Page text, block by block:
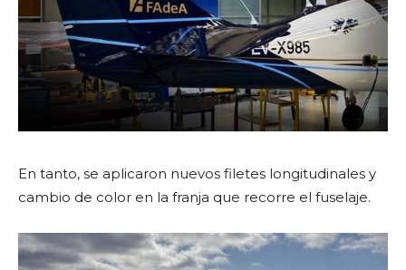
En tanto, se aplicaron nuevos filetes longitudinales y
cambio de color en la franja que recorre el fuselaje.